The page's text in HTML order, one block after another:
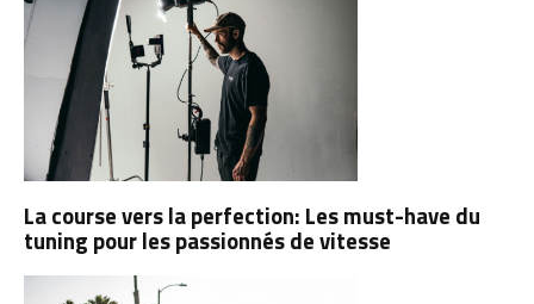
La course vers la perfection: Les must-have du
tuning pour les passionnés de vitesse